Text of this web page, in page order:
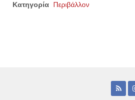
Κατηγορία Περιβάλλον